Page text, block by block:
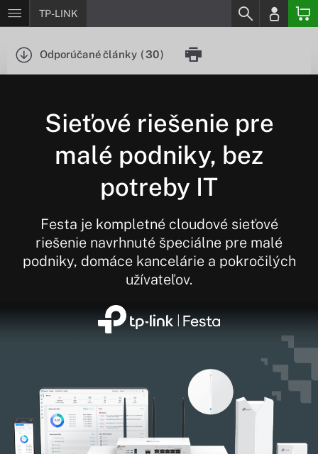
TP-LINK
Odporúčané články (30)
Sieťové riešenie pre
malé podniky, bez
potreby IT
Festa je kompletné cloudové sieťové
riešenie navrhnuté špeciálne pre malé
podniky, domáce kancelárie a pokročilých
užívateľov.